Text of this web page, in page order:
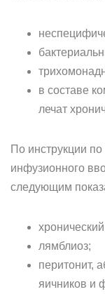
в составе
лечат
По инструкции
инфузионного
следующим
лямблиоз;
перитонит,
яичников и